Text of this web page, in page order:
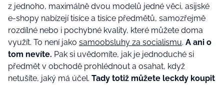
z jednoho, maximálně dvou modelů jedné věci, asijské
e-shopy nabízejí tisíce a tisíce předmětů, samozřejmě
rozdílné nebo i pochybné kvality, které můžete doma
využít. To není jako samoobsluhy za socialismu. A ani o
tom nevíte. Pak si uvědomíte, jak je jednoduché si
předmět v obchodě prohlédnout a osahat, když
netušíte, jaký má účel. Tady totiž můžete leckdy koupit